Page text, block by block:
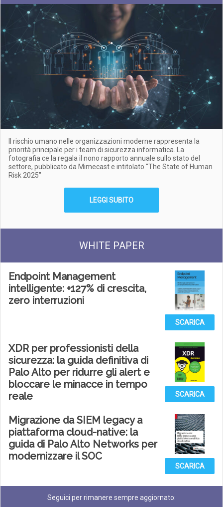
Il rischio umano nelle organizzazioni moderne rappresenta la
priorità principale per i team di sicurezza informatica. La
fotografia ce la regala il nono rapporto annuale sullo stato del
settore, pubblicato da Mimecast e intitolato "The State of Human
Risk 2025"
LEGGI SUBITO
WHITE PAPER
Endpoint Management
intelligente: +127% di crescita,
zero interruzioni
SCARICA
XDR per professionisti della
sicurezza: la guida definitiva di
Palo Alto per ridurre gli alert e
bloccare le minacce in tempo
reale
SCARICA
Migrazione da SIEM legacy a
piattaforma cloud-native: la
guida di Palo Alto Networks per
modernizzare il SOC
SCARICA
Seguici per rimanere sempre aggiornato: